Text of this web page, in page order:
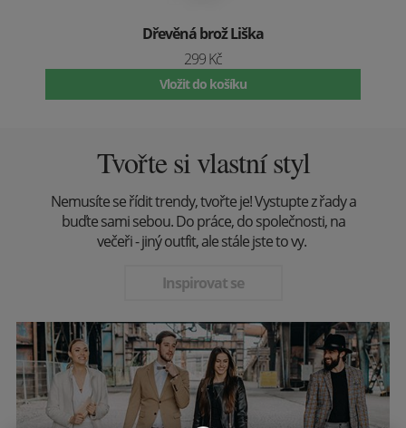
Dřevěná brož Liška
299 Kč
Vložit do košíku
Tvořte si vlastní styl
Nemusíte se řídit trendy, tvořte je! Vystupte z řady a
buďte sami sebou. Do práce, do společnosti, na
večeři - jiný outfit, ale stále jste to vy.
Inspirovat se